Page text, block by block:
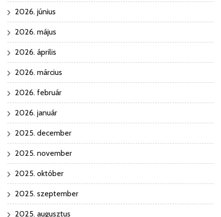
2026. június
2026. május
2026. április
2026. március
2026. február
2026. január
2025. december
2025. november
2025. október
2025. szeptember
2025. augusztus